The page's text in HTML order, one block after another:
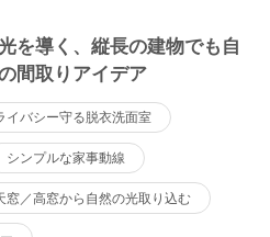
を導く、縦長の建物でも自
間取りアイデア
イバシー守る脱衣洗面室
シンプルな家事動線
窓／高窓から自然の光取り込む